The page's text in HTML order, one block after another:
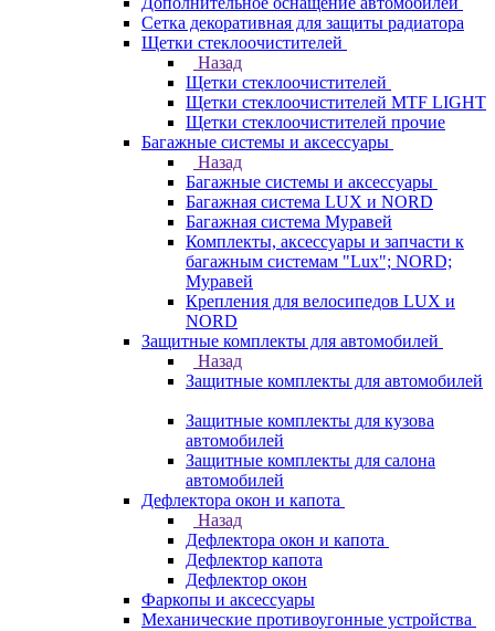
Сетка декоративная для защиты радиатора
Щетки стеклоочистителей
Назад
Щетки стеклоочистителей
Щетки стеклоочистителей MTF LIGHT
Щетки стеклоочистителей прочие
Багажные системы и аксессуары
Назад
Багажные системы и аксессуары
Багажная система LUX и NORD
Багажная система Муравей
Комплекты, аксессуары и запчасти к
багажным системам "Lux"; NORD;
Муравей
Крепления для велосипедов LUX и
NORD
Защитные комплекты для автомобилей
Назад
Защитные комплекты для автомобилей
Защитные комплекты для кузова
автомобилей
Защитные комплекты для салона
автомобилей
Дефлектора окон и капота
Назад
Дефлектора окон и капота
Дефлектор капота
Дефлектор окон
Фаркопы и аксессуары
Механические противоугонные устройства